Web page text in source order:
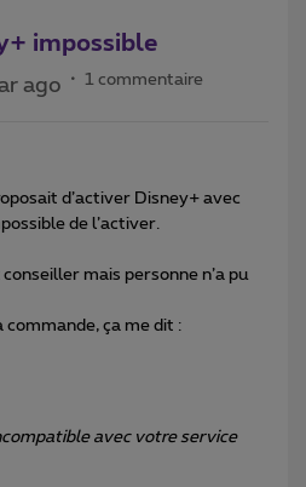
impossible
ago 1 commentaire
d’activer Disney+ avec
de l’activer.
mais personne n’a pu
ça me dit :
avec votre service